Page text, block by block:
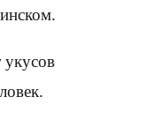
укусов